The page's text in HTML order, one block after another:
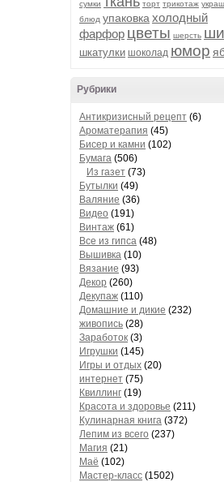
сумки торт трикотаж
блюд упаковка холодный
фарфор цветы шерсть
шкатулки шоколад юмор
Рубрики
Антикризисный рецепт (6)
Ароматерапия (45)
Бисер и камни (102)
Бумага (506)
Из газет (73)
Бутылки (49)
Валяние (36)
Видео (191)
Винтаж (61)
Все из гипса (48)
Вышивка (10)
Вязание (93)
Декор (260)
Декупаж (110)
Домашние и дикие (232)
живопись (28)
Заработок (3)
Игрушки (145)
Игры и отдых (20)
интернет (75)
Квиллинг (19)
Красота и здоровье (211)
Кулинарная книга (372)
Лепим из всего (237)
Магия (21)
Маё (102)
Мастер-класс (1502)